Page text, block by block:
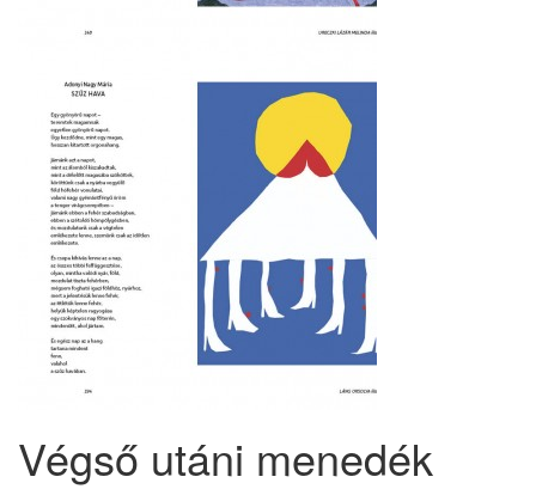
Végső utáni menedék